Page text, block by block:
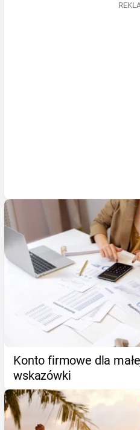
Konto firmowe dla
wskazówki